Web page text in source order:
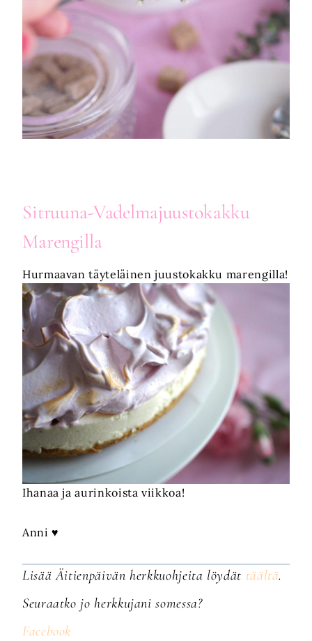
Sitruuna-Vadelmajuustokakku
Marengilla
Hurmaavan täyteläinen juustokakku marengilla!
Ihanaa ja aurinkoista viikkoa!
Anni ♥
Lisää Äitienpäivän herkkuohjeita löydät täältä.
Seuraatko jo herkkujani somessa?
Facebook